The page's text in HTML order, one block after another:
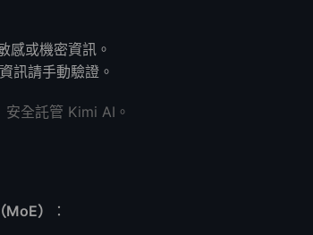
感或機密資訊。
訊請手動驗證。
安全託管 Kimi AI。
） ：